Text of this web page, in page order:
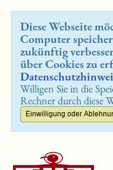
Diese Webseite
Computer
zukünftig
über Cookies zu
Willigen Sie in die
Rechner durch diese